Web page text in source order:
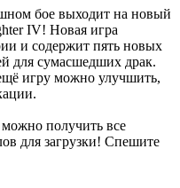
бое выходит на новый
IV! Новая игра
и содержит пять новых
для сумасшедших драк.
игру можно улучшить,
получить все
для загрузки! Спешите